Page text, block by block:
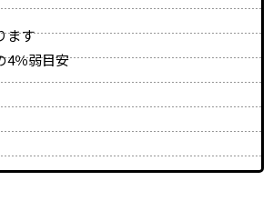
ます
4％弱目安